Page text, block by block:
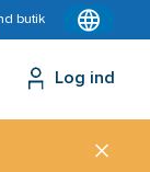
butik
Log ind